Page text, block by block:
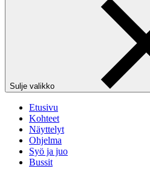
Sulje valikko
Etusivu
Kohteet
Näyttelyt
Ohjelma
Syö ja juo
Bussit